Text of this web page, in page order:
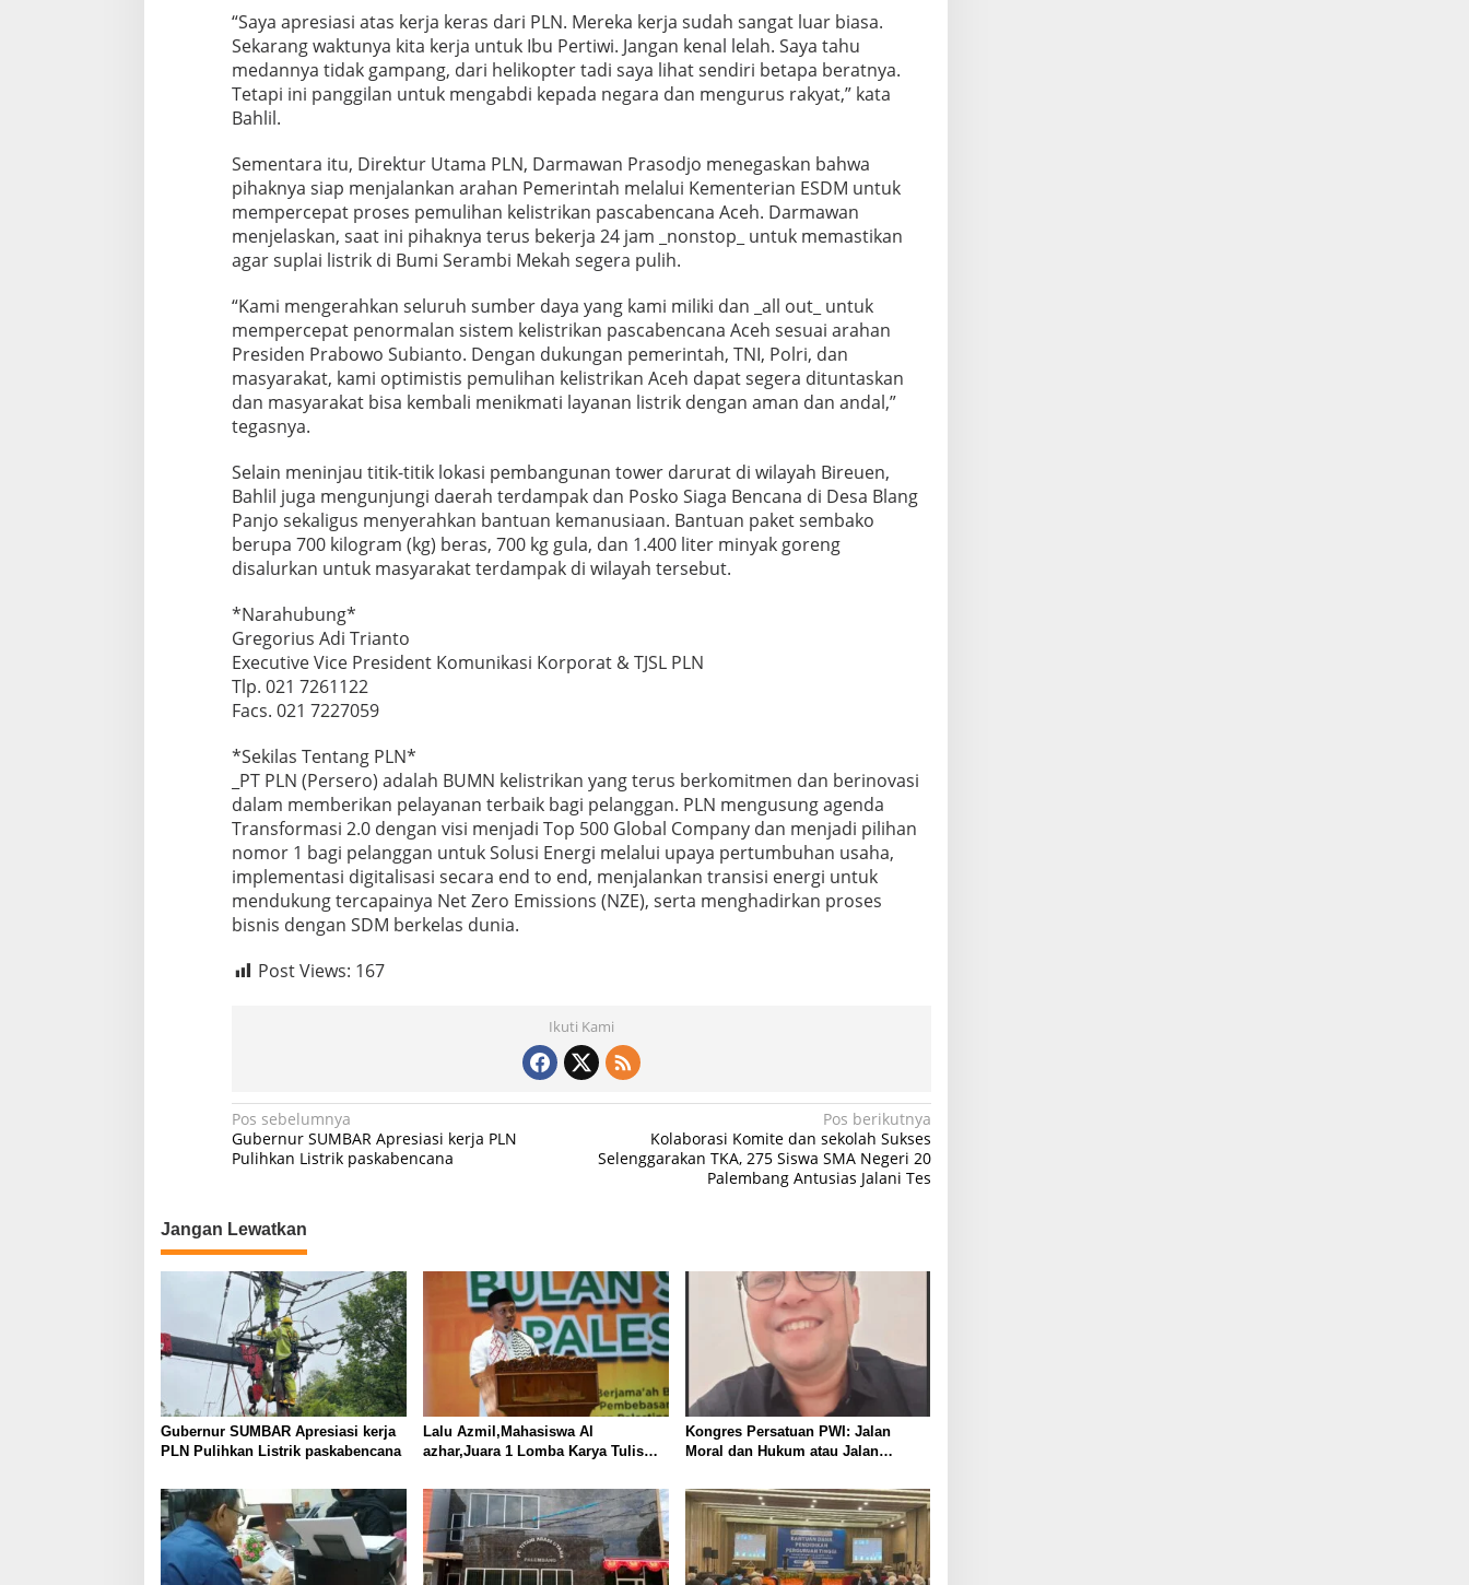
“Saya apresiasi atas kerja keras dari PLN. Mereka kerja sudah sangat luar biasa.
Sekarang waktunya kita kerja untuk Ibu Pertiwi. Jangan kenal lelah. Saya tahu
medannya tidak gampang, dari helikopter tadi saya lihat sendiri betapa beratnya.
Tetapi ini panggilan untuk mengabdi kepada negara dan mengurus rakyat,” kata
Bahlil.
Sementara itu, Direktur Utama PLN, Darmawan Prasodjo menegaskan bahwa
pihaknya siap menjalankan arahan Pemerintah melalui Kementerian ESDM untuk
mempercepat proses pemulihan kelistrikan pascabencana Aceh. Darmawan
menjelaskan, saat ini pihaknya terus bekerja 24 jam _nonstop_ untuk memastikan
agar suplai listrik di Bumi Serambi Mekah segera pulih.
“Kami mengerahkan seluruh sumber daya yang kami miliki dan _all out_ untuk
mempercepat penormalan sistem kelistrikan pascabencana Aceh sesuai arahan
Presiden Prabowo Subianto. Dengan dukungan pemerintah, TNI, Polri, dan
masyarakat, kami optimistis pemulihan kelistrikan Aceh dapat segera dituntaskan
dan masyarakat bisa kembali menikmati layanan listrik dengan aman dan andal,”
tegasnya.
Selain meninjau titik-titik lokasi pembangunan tower darurat di wilayah Bireuen,
Bahlil juga mengunjungi daerah terdampak dan Posko Siaga Bencana di Desa Blang
Panjo sekaligus menyerahkan bantuan kemanusiaan. Bantuan paket sembako
berupa 700 kilogram (kg) beras, 700 kg gula, dan 1.400 liter minyak goreng
disalurkan untuk masyarakat terdampak di wilayah tersebut.
*Narahubung*
Gregorius Adi Trianto
Executive Vice President Komunikasi Korporat & TJSL PLN
Tlp. 021 7261122
Facs. 021 7227059
*Sekilas Tentang PLN*
_PT PLN (Persero) adalah BUMN kelistrikan yang terus berkomitmen dan berinovasi
dalam memberikan pelayanan terbaik bagi pelanggan. PLN mengusung agenda
Transformasi 2.0 dengan visi menjadi Top 500 Global Company dan menjadi pilihan
nomor 1 bagi pelanggan untuk Solusi Energi melalui upaya pertumbuhan usaha,
implementasi digitalisasi secara end to end, menjalankan transisi energi untuk
mendukung tercapainya Net Zero Emissions (NZE), serta menghadirkan proses
bisnis dengan SDM berkelas dunia.
Post Views: 167
Ikuti Kami
N
a
i
g
a
i
p
o
s
Pos sebelumnya
Gubernur SUMBAR Apresiasi kerja PLN
Pulihkan Listrik paskabencana
Pos berikutnya
Kolaborasi Komite dan sekolah Sukses
Selenggarakan TKA, 275 Siswa SMA Negeri 20
Palembang Antusias Jalani Tes
Jangan Lewatkan
Gubernur SUMBAR Apresiasi kerja
PLN Pulihkan Listrik paskabencana
Lalu Azmil,Mahasiswa Al
azhar,Juara 1 Lomba Karya Tulis
Kongres Persatuan PWI: Jalan
Moral dan Hukum atau Jalan